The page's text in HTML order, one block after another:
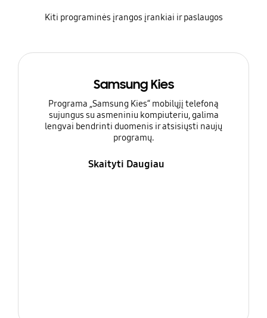
Kiti programinės įrangos įrankiai ir paslaugos
Samsung Kies
Programa „Samsung Kies“ mobilųjį telefoną
sujungus su asmeniniu kompiuteriu, galima
lengvai bendrinti duomenis ir atsisiųsti naujų
programų.
Skaityti Daugiau